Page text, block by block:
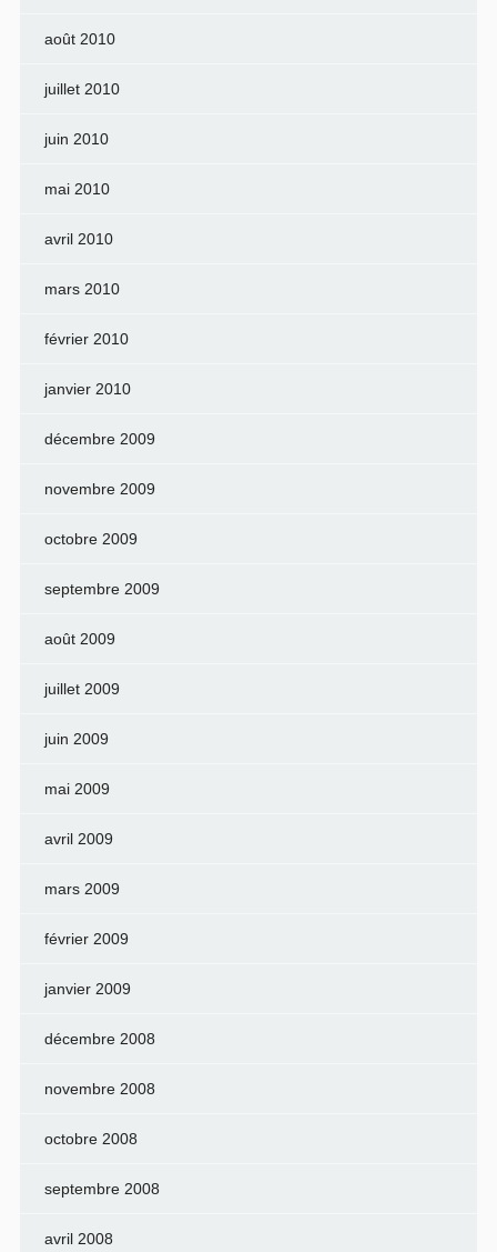
août 2010
juillet 2010
juin 2010
mai 2010
avril 2010
mars 2010
février 2010
janvier 2010
décembre 2009
novembre 2009
octobre 2009
septembre 2009
août 2009
juillet 2009
juin 2009
mai 2009
avril 2009
mars 2009
février 2009
janvier 2009
décembre 2008
novembre 2008
octobre 2008
septembre 2008
avril 2008